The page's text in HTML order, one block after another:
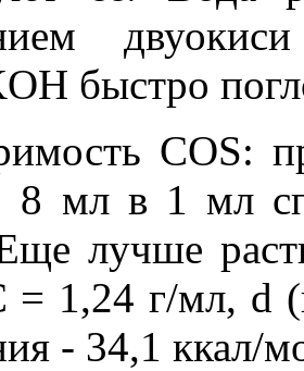
быстро
8 мл в 1 мл
лучше
1,24 г/мл, d
- 34,1 ккал/